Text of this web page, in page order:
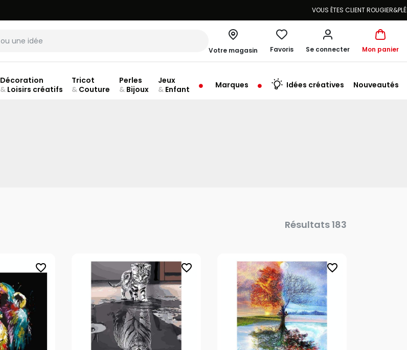
Votre magasin
ouvert à 10:00
Favoris Se connecter Mon panier
Décoration
&Loisirs créatifs
Tricot
& Couture
Perles
& Bijoux
Jeux
& Enfant Marques Idées créatives Nouveautés
Résultats 183
favorite_border favorite_border favorite_border